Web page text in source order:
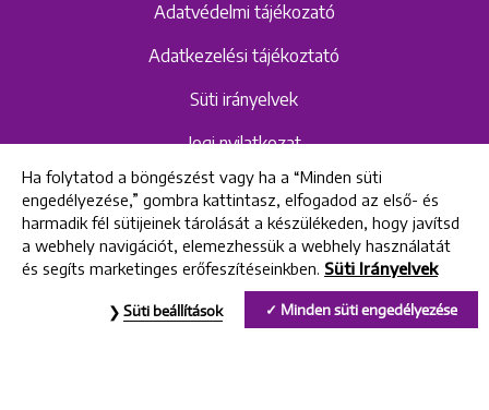
Adatvédelmi tájékozató
Adatkezelési tájékoztató
Süti irányelvek
Jogi nyilatkozat
Hangrögzítéshez kapcsolódó adatvédelmi
szabályzat és tájékoztató
Uniklinik Fogászati és Implantációs Központ
Ha folytatod a böngészést vagy ha a “Minden süti
engedélyezése,” gombra kattintasz, elfogadod az első- és
harmadik fél sütijeinek tárolását a készülékeden, hogy javítsd
a webhely navigációt, elemezhessük a webhely használatát
és segíts marketinges erőfeszítéseinkben. Süti Irányelvek
Minden süti engedélyezése
Süti beállítások